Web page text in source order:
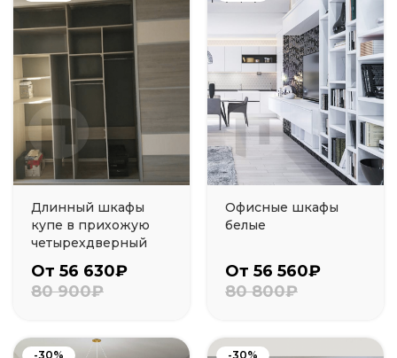
Длинный шкафы
купе в прихожую
четырехдверный
От 56 630₽
80 900₽
Офисные шкафы
белые
От 56 560₽
80 800₽
-30% -30%